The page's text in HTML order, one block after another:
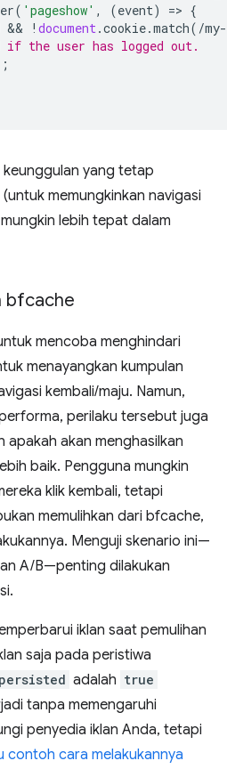
( 'pageshow' , (event) => {
&& ! document.cookie.match( /
the user has logged out.
keunggulan yang tetap
memungkinkan navigasi
lebih tepat dalam
bfcache
mencoba menghindari
menayangkan kumpulan
kembali/maju. Namun,
perilaku tersebut juga
apakah akan menghasilkan
baik. Pengguna mungkin
klik kembali, tetapi
memulihkan dari bfcache,
Menguji skenario ini—
A/B—penting dilakukan
iklan saat pemulihan
saja pada peristiwa
adalah true
tanpa memengaruhi
penyedia iklan Anda, tetapi
contoh cara melakukannya